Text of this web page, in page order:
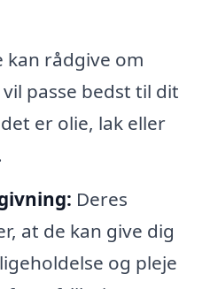
kan rådgive om
passe bedst til dit
er olie, lak eller
Deres
at de kan give dig
og pleje